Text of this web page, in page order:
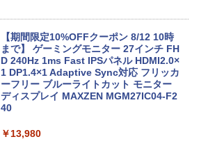
in11搭載 パソコンノートパソコンoffice
付き 初心者向けノートPC 初期設定済 1
5.6型 インテル高速CPU ランダムで発送
メモリ4GB～ 高速SSD1TB 最大 フルHD
Webカメラ zoom 軽量薄型 無線 型番更
新で在庫処分
Tiny Gen 5 12TES7DK00 (Windows 11
Pro/インテル Core i5 14500T/メモリ:16
GB/SSD:256GB)【デスクトップパソコ
ン】【送料無料】
￥139,500
【期間限定10%OFFクーポン 8/12 10時
まで】 ゲーミングモニター 27インチ FH
D 240Hz 1ms Fast IPSパネル HDMI2.0×
1 DP1.4×1 Adaptive Sync対応 フリッカ
ーフリー ブルーライトカット モニター
ディスプレイ MAXZEN MGM27IC04-F2
40
￥13,980